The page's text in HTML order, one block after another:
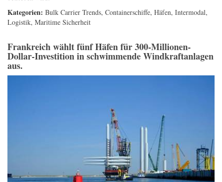
Kategorien: Bulk Carrier Trends, Containerschiffe, Häfen, Intermodal,
Logistik, Maritime Sicherheit
Frankreich wählt fünf Häfen für 300-Millionen-
Dollar-Investition in schwimmende Windkraftanlagen
aus.